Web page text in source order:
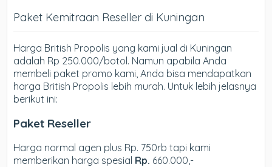
Paket Kemitraan Reseller di Kuningan
Harga British Propolis yang kami jual di Kuningan
adalah Rp 250.000/botol. Namun apabila Anda
membeli paket promo kami, Anda bisa mendapatkan
harga British Propolis lebih murah. Untuk lebih jelasnya
berikut ini:
Paket Reseller
Harga normal agen plus Rp. 750rb tapi kami
memberikan harga spesial Rp. 660.000,-